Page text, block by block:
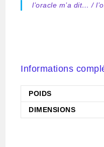
l’oracle m’a dit… /
Informations
POIDS
DIMENSIONS